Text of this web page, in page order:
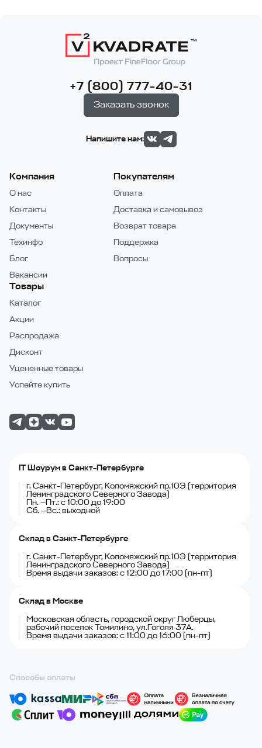
+7 (800) 777-40-31
Заказать звонок
Напишите нам:
Компания
О нас
Контакты
Документы
Техинфо
Блог
Вакансии
Покупателям
Оплата
Доставка и самовывоз
Возврат товара
Поддержка
Вопросы
Товары
Каталог
Акции
Распродажа
Дисконт
Уцененные товары
Успейте купить
IT Шоурум в Санкт-Петербурге
г. Санкт-Петербург, Коломяжский пр.10Э (территория
Ленинградского Северного Завода)
Пн. —Пт.: с 10:00 до 19:00
Сб. —Вс.: выходной
Склад в Санкт-Петербурге
г. Санкт-Петербург, Коломяжский пр.10Э (территория
Ленинградского Северного Завода)
Время выдачи заказов: с 12:00 до 17:00 (пн-пт)
Склад в Москве
Московская область, городской округ Люберцы,
рабочий поселок Томилино, ул.Гоголя 37А.
Время выдачи заказов: с 11:00 до 16:00 (пн-пт)
Способы оплаты